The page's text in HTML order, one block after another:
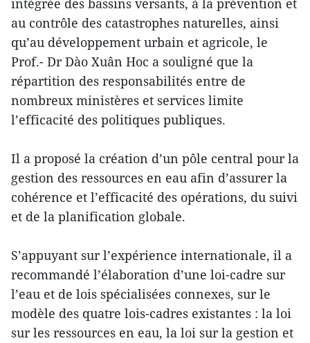
intégrée des bassins versants, à la prévention et
au contrôle des catastrophes naturelles, ainsi
qu’au développement urbain et agricole, le
Prof.- Dr Dào Xuân Hoc a souligné que la
répartition des responsabilités entre de
nombreux ministères et services limite
l’efficacité des politiques publiques.
Il a proposé la création d’un pôle central pour la
gestion des ressources en eau afin d’assurer la
cohérence et l’efficacité des opérations, du suivi
et de la planification globale.
S’appuyant sur l’expérience internationale, il a
recommandé l’élaboration d’une loi-cadre sur
l’eau et de lois spécialisées connexes, sur le
modèle des quatre lois-cadres existantes : la loi
sur les ressources en eau, la loi sur la gestion et